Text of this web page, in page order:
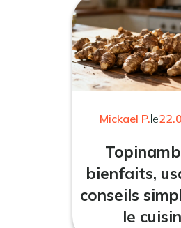
Mickael P.le
bienfaits,
conseils
le